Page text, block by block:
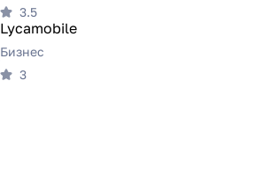
3.5
Lycamobile
Бизнес
3